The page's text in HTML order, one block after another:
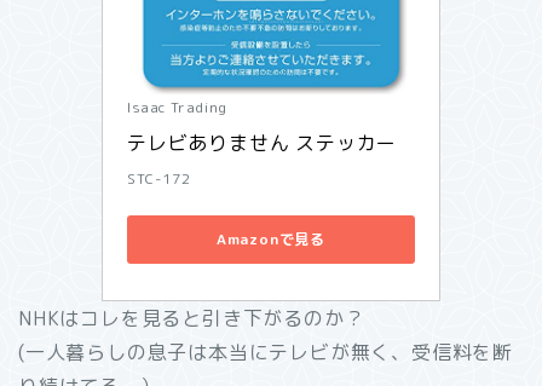
Isaac Trading
テレビありません ステッカー
STC-172
Amazonで見る
NHKはコレを見ると引き下がるのか？
(一人暮らしの息子は本当にテレビが無く、受信料を断